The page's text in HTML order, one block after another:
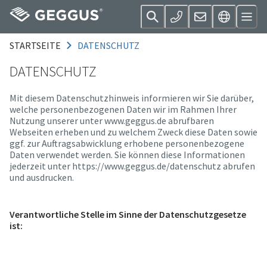
STARTSEITE DATENSCHUTZ
DATENSCHUTZ
Mit diesem Datenschutzhinweis informieren wir Sie darüber,
welche personenbezogenen Daten wir im Rahmen Ihrer
Nutzung unserer unter www.geggus.de abrufbaren
Webseiten erheben und zu welchem Zweck diese Daten sowie
ggf. zur Auftragsabwicklung erhobene personenbezogene
Daten verwendet werden. Sie können diese Informationen
jederzeit unter https://www.geggus.de/datenschutz abrufen
und ausdrucken.
Verantwortliche Stelle im Sinne der Datenschutzgesetze
ist: